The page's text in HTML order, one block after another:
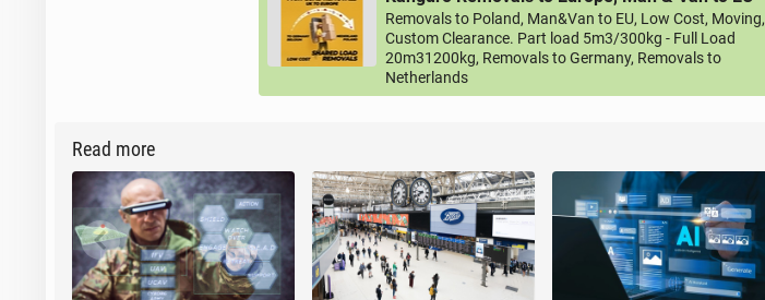
Removals to Poland, Man&Van to EU, Low Cost, Moving,
Custom Clearance. Part load 5m3/300kg - Full Load
20m31200kg, Removals to Germany, Removals to
Netherlands
Read more